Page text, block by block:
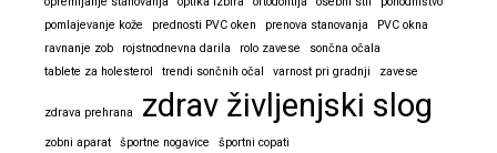
pomlajevanje kože
prednosti PVC oken prenova stanovanja
PVC okna
ravnanje zob
rojstnodnevna darila rolo zavese
sončna očala
tablete za holesterol
trendi sončnih očal varnost pri gradnji zavese
zdrava prehrana zdrav življenjski slog
zobni aparat športne nogavice športni copati